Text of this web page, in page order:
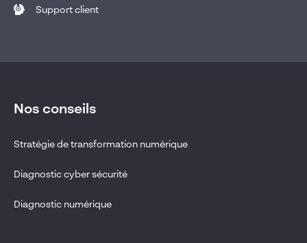
Support client
Nos conseils
Stratégie de transformation numérique
Diagnostic cyber sécurité
Diagnostic numérique